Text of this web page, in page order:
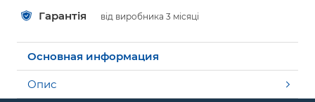
Гарантія від виробника 3 місяці
Основная информация
Опис